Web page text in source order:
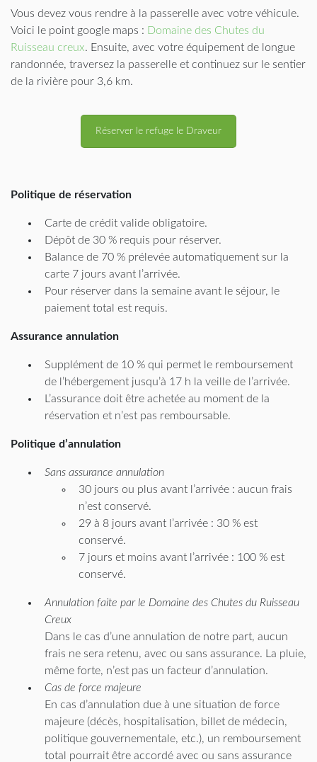
Vous devez vous rendre à la passerelle avec votre véhicule.
Voici le point google maps : Domaine des Chutes du
Ruisseau creux. Ensuite, avec votre équipement de longue
randonnée, traversez la passerelle et continuez sur le sentier
de la rivière pour 3,6 km.
Réserver le refuge le Draveur
Politique de réservation
Carte de crédit valide obligatoire.
Dépôt de 30 % requis pour réserver.
Balance de 70 % prélevée automatiquement sur la
carte 7 jours avant l’arrivée.
Pour réserver dans la semaine avant le séjour, le
paiement total est requis.
Assurance annulation
Supplément de 10 % qui permet le remboursement
de l’hébergement jusqu’à 17 h la veille de l’arrivée.
L’assurance doit être achetée au moment de la
réservation et n’est pas remboursable.
Politique d’annulation
Sans assurance annulation
30 jours ou plus avant l’arrivée : aucun frais
n’est conservé.
29 à 8 jours avant l’arrivée : 30 % est
conservé.
7 jours et moins avant l’arrivée : 100 % est
conservé.
Annulation faite par le Domaine des Chutes du Ruisseau
Creux
Dans le cas d’une annulation de notre part, aucun
frais ne sera retenu, avec ou sans assurance. La pluie,
même forte, n’est pas un facteur d’annulation.
Cas de force majeure
En cas d’annulation due à une situation de force
majeure (décès, hospitalisation, billet de médecin,
politique gouvernementale, etc.), un remboursement
total pourrait être accordé avec ou sans assurance